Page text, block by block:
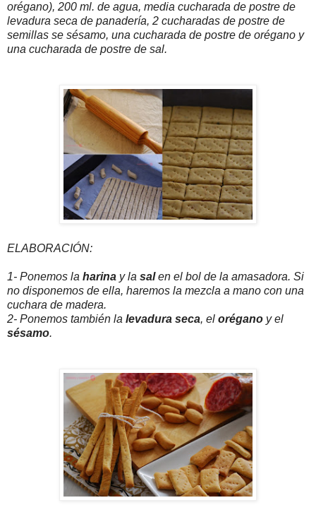
orégano), 200 ml. de agua, media cucharada de postre de
levadura seca de panadería, 2 cucharadas de postre de
semillas se sésamo, una cucharada de postre de orégano y
una cucharada de postre de sal.
ELABORACIÓN:
1- Ponemos la harina y la salen el bol de la amasadora. Si
no disponemos de ella, haremos la mezcla a mano con una
cuchara de madera.
2- Ponemos también la levadura seca, el orégano y el
sésamo.